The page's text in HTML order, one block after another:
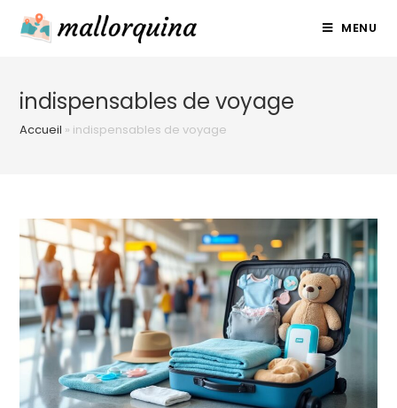
MENU
indispensables de voyage
Accueil » indispensables de voyage